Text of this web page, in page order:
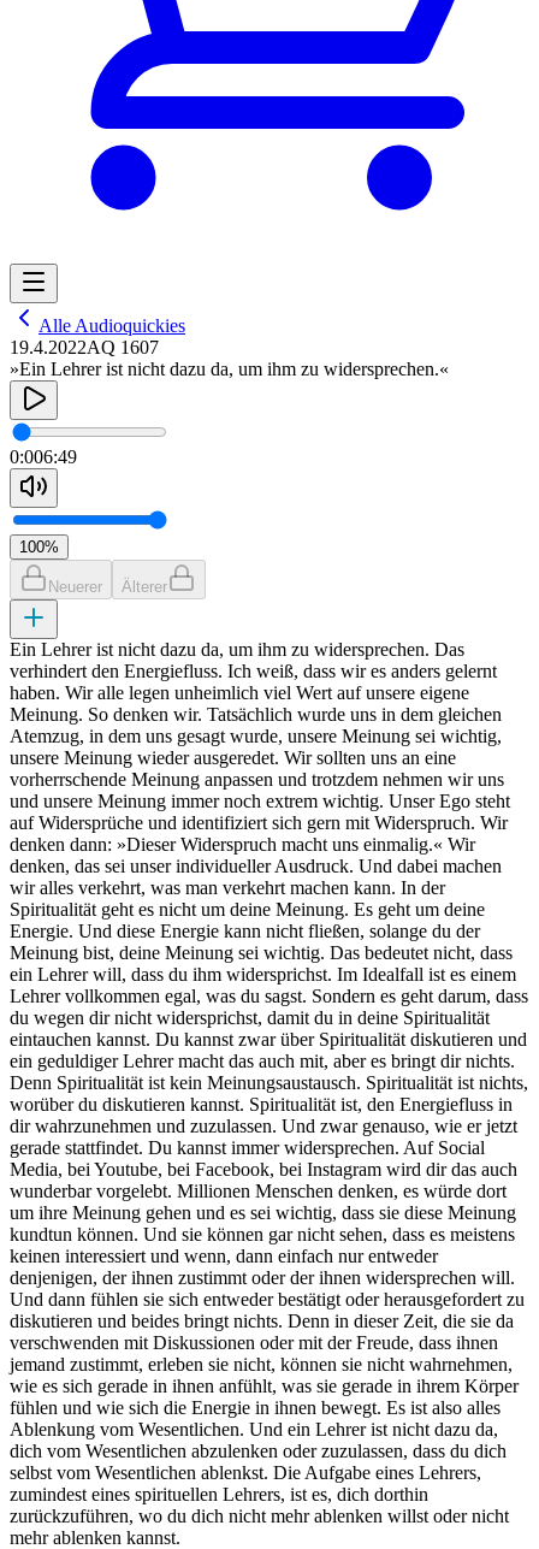
Alle Audioquickies
19.4.2022AQ 1607
»Ein Lehrer ist nicht dazu da, um ihm zu widersprechen.«
0:006:49
100%
Neuerer Älterer
Ein Lehrer ist nicht dazu da, um ihm zu widersprechen. Das
verhindert den Energiefluss. Ich weiß, dass wir es anders gelernt
haben. Wir alle legen unheimlich viel Wert auf unsere eigene
Meinung. So denken wir. Tatsächlich wurde uns in dem gleichen
Atemzug, in dem uns gesagt wurde, unsere Meinung sei wichtig,
unsere Meinung wieder ausgeredet. Wir sollten uns an eine
vorherrschende Meinung anpassen und trotzdem nehmen wir uns
und unsere Meinung immer noch extrem wichtig. Unser Ego steht
auf Widersprüche und identifiziert sich gern mit Widerspruch. Wir
denken dann: »Dieser Widerspruch macht uns einmalig.« Wir
denken, das sei unser individueller Ausdruck. Und dabei machen
wir alles verkehrt, was man verkehrt machen kann. In der
Spiritualität geht es nicht um deine Meinung. Es geht um deine
Energie. Und diese Energie kann nicht fließen, solange du der
Meinung bist, deine Meinung sei wichtig. Das bedeutet nicht, dass
ein Lehrer will, dass du ihm widersprichst. Im Idealfall ist es einem
Lehrer vollkommen egal, was du sagst. Sondern es geht darum, dass
du wegen dir nicht widersprichst, damit du in deine Spiritualität
eintauchen kannst. Du kannst zwar über Spiritualität diskutieren und
ein geduldiger Lehrer macht das auch mit, aber es bringt dir nichts.
Denn Spiritualität ist kein Meinungsaustausch. Spiritualität ist nichts,
worüber du diskutieren kannst. Spiritualität ist, den Energiefluss in
dir wahrzunehmen und zuzulassen. Und zwar genauso, wie er jetzt
gerade stattfindet. Du kannst immer widersprechen. Auf Social
Media, bei Youtube, bei Facebook, bei Instagram wird dir das auch
wunderbar vorgelebt. Millionen Menschen denken, es würde dort
um ihre Meinung gehen und es sei wichtig, dass sie diese Meinung
kundtun können. Und sie können gar nicht sehen, dass es meistens
keinen interessiert und wenn, dann einfach nur entweder
denjenigen, der ihnen zustimmt oder der ihnen widersprechen will.
Und dann fühlen sie sich entweder bestätigt oder herausgefordert zu
diskutieren und beides bringt nichts. Denn in dieser Zeit, die sie da
verschwenden mit Diskussionen oder mit der Freude, dass ihnen
jemand zustimmt, erleben sie nicht, können sie nicht wahrnehmen,
wie es sich gerade in ihnen anfühlt, was sie gerade in ihrem Körper
fühlen und wie sich die Energie in ihnen bewegt. Es ist also alles
Ablenkung vom Wesentlichen. Und ein Lehrer ist nicht dazu da,
dich vom Wesentlichen abzulenken oder zuzulassen, dass du dich
selbst vom Wesentlichen ablenkst. Die Aufgabe eines Lehrers,
zumindest eines spirituellen Lehrers, ist es, dich dorthin
zurückzuführen, wo du dich nicht mehr ablenken willst oder nicht
mehr ablenken kannst.